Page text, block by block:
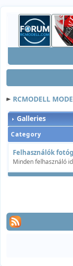
RCMODELL
Galleries
Category
Felhasználók
Minden felhasználó